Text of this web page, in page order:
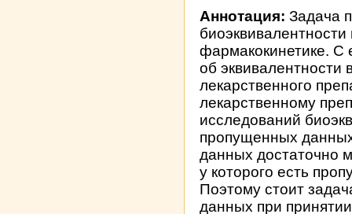
Аннотация: Задача
фармакокинетике.
об эквивалентности
лекарственного
лекарственному
исследований
пропущенных
данных достаточно
у которого есть
Поэтому стоит
данных при